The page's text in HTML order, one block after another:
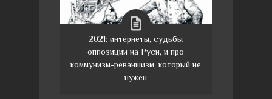
2021: интернеты, судьбы
оппозиции на Руси, и про
коммунизм-реваншизм, который не
нужен